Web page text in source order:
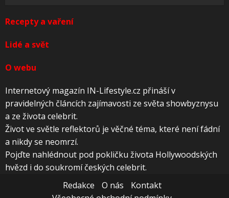
Recepty a vaření
Lidé a svět
O webu
Internetový magazín IN-Lifestyle.cz přináší v
pravidelných článcích zajímavosti ze světa showbyznysu
a ze života celebrit.
Život ve světle reflektorů je věčné téma, které není fádní
a nikdy se neomrzí.
Pojďte nahlédnout pod pokličku života Hollywoodských
hvězd i do soukromí českých celebrit.
Redakce
O nás
Kontakt